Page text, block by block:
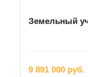
Земельный
9 891 000 руб.